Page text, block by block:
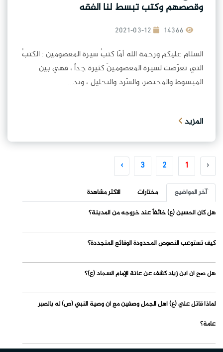
وقصصهم وكتب تبسط لنا الفقه
2021-03-12
السلام عليكم ورحمة الله أمّا كتبُ سيرة المعصومين : الكتبُ
التي تعرّضت لسيرة المعصومينَ كثيرة جداً ، فهي بين
المبسوط والمختصر، والسّرد والتحليل ، ونذ...
المزيد
‹
1
2
3
›
آخر المواضيع مختارات
الاكثر مشاهدة
هل كان الحسين (ع) خائفاً عند خروجه من المدينة؟
كيف تستوعب النصوص المحدودة الوقائع المتجددة؟
هل صح أن ابن زياد كشف عن عانة الإمام السجاد (ع)؟
لماذا قاتل علي (ع) أهل الجمل وصفين مع أن وصية النبي (ص) له بالصبر
عامة؟